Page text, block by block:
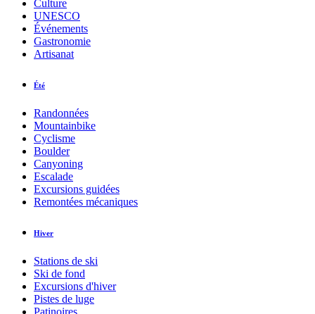
Culture
UNESCO
Événements
Gastronomie
Artisanat
Été
Randonnées
Mountainbike
Cyclisme
Boulder
Canyoning
Escalade
Excursions guidées
Remontées mécaniques
Hiver
Stations de ski
Ski de fond
Excursions d'hiver
Pistes de luge
Patinoires